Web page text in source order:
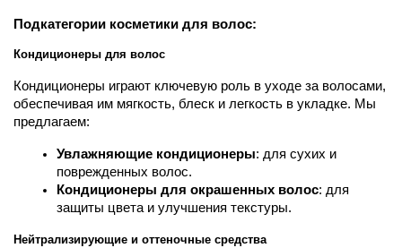
Подкатегории косметики для волос:
Кондиционеры для волос
Кондиционеры играют ключевую роль в уходе за волосами,
обеспечивая им мягкость, блеск и легкость в укладке. Мы
предлагаем:
Увлажняющие кондиционеры: для сухих и
поврежденных волос.
Кондиционеры для окрашенных волос: для
защиты цвета и улучшения текстуры.
Нейтрализирующие и оттеночные средства